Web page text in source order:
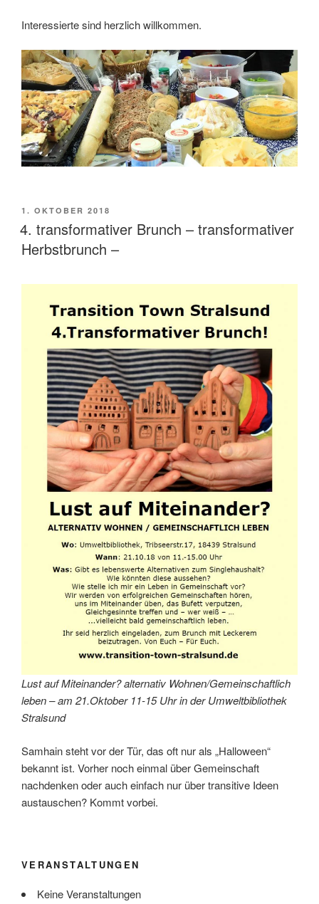
Interessierte sind herzlich willkommen.
VERÖFFENTLICHT
1. OKTOBER 2018
4. transformativer Brunch – transformativer
Herbstbrunch –
Lust auf Miteinander? alternativ Wohnen/Gemeinschaftlich
leben – am 21.Oktober 11-15 Uhr in der Umweltbibliothek
Stralsund
Samhain steht vor der Tür, das oft nur als „Halloween“
bekannt ist. Vorher noch einmal über Gemeinschaft
nachdenken oder auch einfach nur über transitive Ideen
austauschen? Kommt vorbei.
VERANSTALTUNGEN
Keine Veranstaltungen